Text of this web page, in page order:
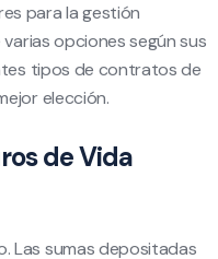
para la gestión
opciones según sus
tipos de contratos de
elección.
de Vida
Las sumas depositadas